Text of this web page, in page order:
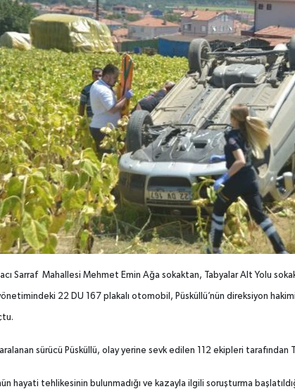
Hacı Sarraf Mahallesi Mehmet Emin Ağa sokaktan, Tabyalar Alt Yolu
22 DU 167 plakalı otomobil, Püsküllü’nün direksiyon
sürücü Püsküllü, olay yerine sevk edilen 112 ekipleri tarafından
hayati tehlikesinin bulunmadığı ve kazayla ilgili soruşturma